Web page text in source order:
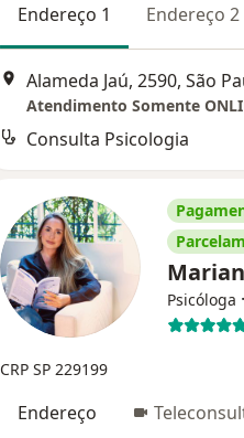
Endereço 1 Endereço 2
Alameda Jaú, 2590, São
Atendimento Somente
Consulta Psicologia
Psicóloga ·
CRP SP 229199
Endereço